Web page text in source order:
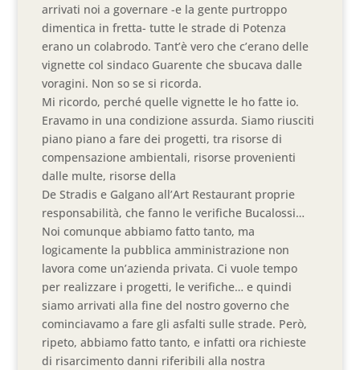
arrivati noi a governare -e la gente purtroppo
dimentica in fretta- tutte le strade di Potenza
erano un colabrodo. Tant’è vero che c’erano delle
vignette col sindaco Guarente che sbucava dalle
voragini. Non so se si ricorda.
Mi ricordo, perché quelle vignette le ho fatte io.
Eravamo in una condizione assurda. Siamo riusciti
piano piano a fare dei progetti, tra risorse di
compensazione ambientali, risorse provenienti
dalle multe, risorse della
De Stradis e Galgano all’Art Restaurant proprie
responsabilità, che fanno le verifiche Bucalossi…
Noi comunque abbiamo fatto tanto, ma
logicamente la pubblica amministrazione non
lavora come un’azienda privata. Ci vuole tempo
per realizzare i progetti, le verifiche… e quindi
siamo arrivati alla fine del nostro governo che
cominciavamo a fare gli asfalti sulle strade. Però,
ripeto, abbiamo fatto tanto, e infatti ora richieste
di risarcimento danni riferibili alla nostra